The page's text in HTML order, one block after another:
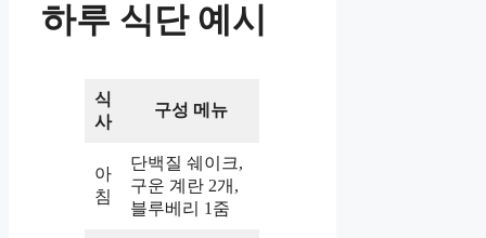
하루 식단 예시
식
사
구성 메뉴
아
침
단백질 쉐이크,
구운 계란 2개,
블루베리 1줌